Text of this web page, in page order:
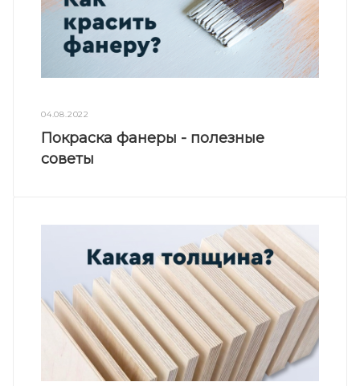
04.08.2022
Покраска фанеры - полезные
советы